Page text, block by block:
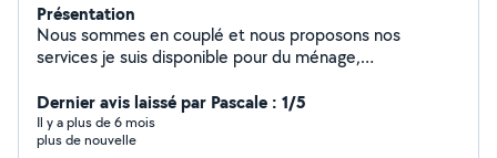
Présentation
Nous sommes en couplé et nous proposons nos
services je suis disponible pour du ménage,
de chez moi . J'aime bien tous ce qui brille et quand je
travaille je le fait à fond et bien,je suis organisée et
sérieuse Merci de faire appel à mes services Je vous
Dernier avis laissé par Pascale : 1/5
Il y a plus de 6 mois
plus de nouvelle